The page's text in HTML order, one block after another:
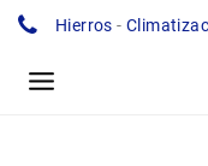
Hierros -